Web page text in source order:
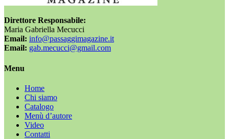
Direttore Responsabile:
Maria Gabriella Mecucci
Email: info@passaggimagazine.it
Email: gab.mecucci@gmail.com
Menu
Home
Chi siamo
Catalogo
Menù d’autore
Video
Contatti